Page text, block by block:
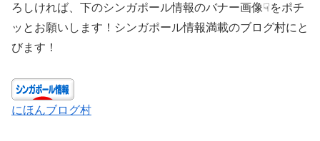
ろしければ、下のシンガポール情報のバナー画像☟をポチ
ッとお願いします！シンガポール情報満載のブログ村にと
びます！
にほんブログ村